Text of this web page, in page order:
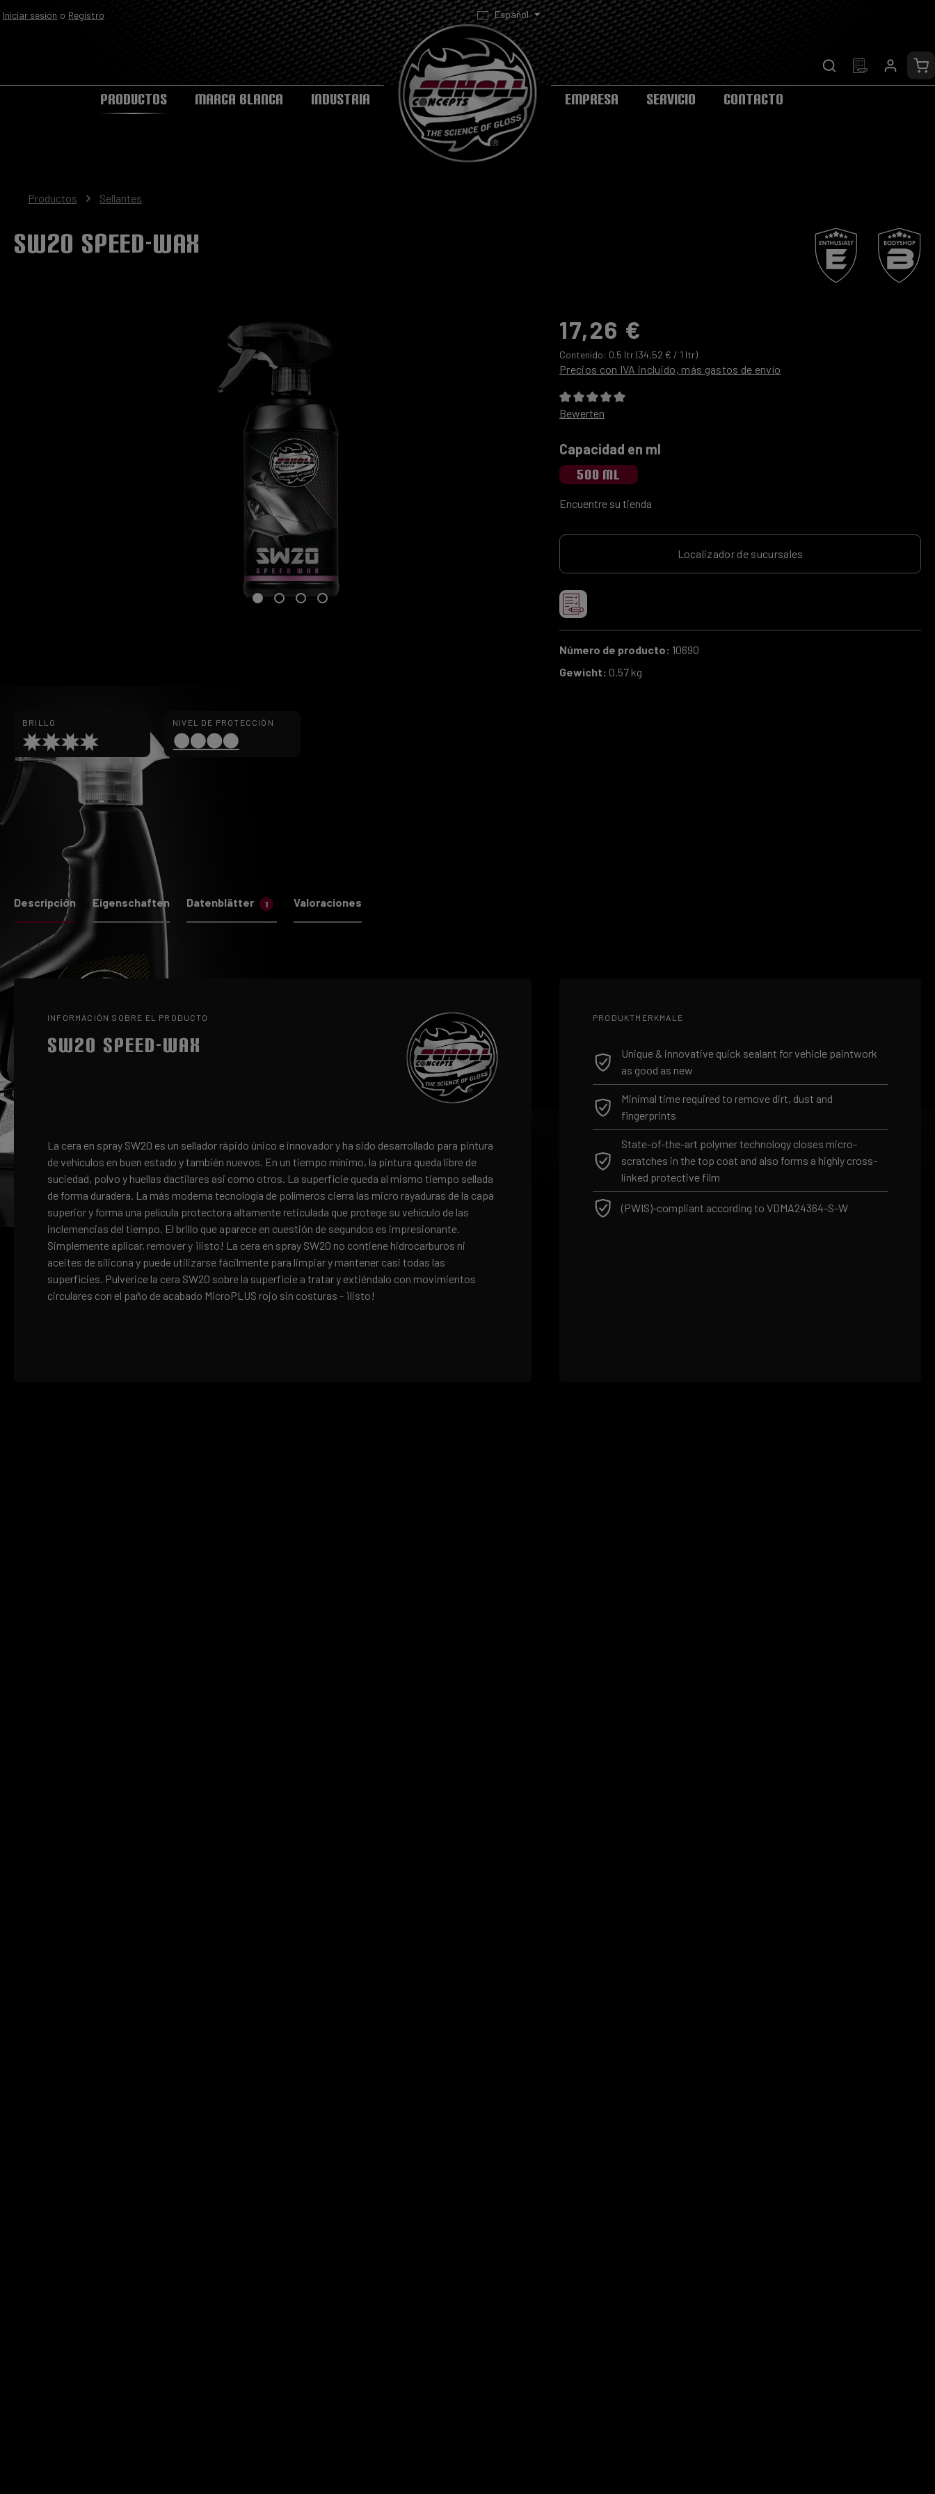
Saltar a la navegación principal
Iniciar sesión o Registro Español
El
PRODUCTOS MARCA BLANCA INDUSTRIA EMPRESA SERVICIO CONTACTO
Productos Sellantes
SW20 Speed-Wax
17,26 €
Contenido: 0.5 ltr(34,52 € / 1 ltr)
Precios con IVA incluido, más gastos de envío
Calificación promedio de 0 de 5 estrellas
Bewerten
Seleccione
Capacidad en ml
500 ML
Encuentre su tienda
Localizador de sucursales
Número de producto: 10690
Gewicht: 0.57 kg
BRILLO NIVEL DE PROTECCIÓN
Descripción Eigenschaften Datenblätter 1 Valoraciones
INFORMACIÓN SOBRE EL PRODUCTO
SW20 SPEED-WAX
La cera en spray SW20 es un sellador rápido único e innovador y ha sido desarrollado para pintura
de vehículos en buen estado y también nuevos. En un tiempo mínimo, la pintura queda libre de
suciedad, polvo y huellas dactilares asi como otros. La superficie queda al mismo tiempo sellada
de forma duradera. La más moderna tecnología de polímeros cierra las micro rayaduras de la capa
superior y forma una película protectora altamente reticulada que protege su vehículo de las
inclemencias del tiempo. El brillo que aparece en cuestión de segundos es impresionante.
Simplemente aplicar, remover y ¡listo! La cera en spray SW20 no contiene hidrocarburos ni
aceites de silicona y puede utilizarse fácilmente para limpiar y mantener casi todas las
superficies. Pulverice la cera SW20 sobre la superficie a tratar y extiéndalo con movimientos
circulares con el paño de acabado MicroPLUS rojo sin costuras - ¡listo!
PRODUKTMERKMALE
Unique & innovative quick sealant for vehicle paintwork
as good as new
Minimal time required to remove dirt, dust and
fingerprints
State-of-the-art polymer technology closes micro-
scratches in the top coat and also forms a highly cross-
linked protective film
(PWIS)-compliant according to VDMA24364-S-W